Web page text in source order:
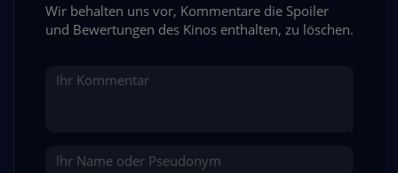
Wir behalten uns vor, Kommentare die Spoiler
und Bewertungen des Kinos enthalten, zu löschen.